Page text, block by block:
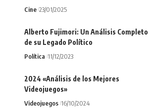
Cine 23/01/2025
Alberto Fujimori: Un Análisis Completo
de su Legado Político
Política 11/12/2023
2024 «Análisis de los Mejores
Videojuegos»
Videojuegos 16/10/2024